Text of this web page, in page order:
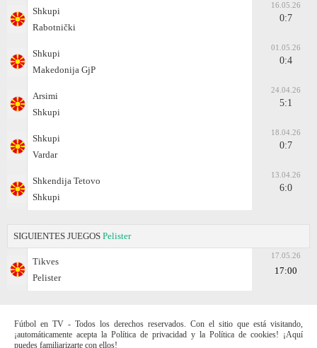
Shkupi
Rabotnički
16.05.26
0:7
Shkupi
Makedonija GjP
01.05.26
0:4
Arsimi
Shkupi
24.04.26
5:1
Shkupi
Vardar
18.04.26
0:7
Shkendija Tetovo
Shkupi
13.04.26
6:0
SIGUIENTES JUEGOS Pelister
Tikves
Pelister
17.05.26
17:00
Fútbol en TV - Todos los derechos reservados. Con el sitio que está visitando,
¡automáticamente acepta la Política de privacidad y la Política de cookies! ¡Aquí
puedes familiarizarte con ellos!